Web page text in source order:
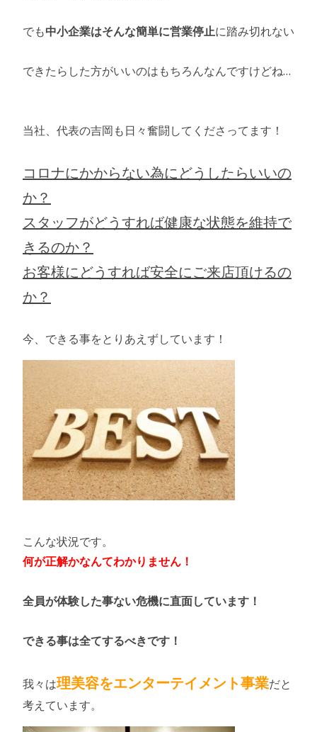
でも中小企業はそんな簡単に営業停止に踏み切れない
できたらした方がいいのはもちろんなんですけどね…
当社、代表の吉岡も日々奮闘してくださってます！
コロナにかからない為にどうしたらいいの
か？
スタッフがどうすれば健康な状態を維持で
きるのか？
お客様にどうすれば安全にご来店頂けるの
か？
今、できる事をとりあえずしています！
こんな状況です。
何が正解かなんてわかりません！
全員が体験した事ない危機に直面しています！
できる事は全てするべきです！
我々は理美容をエンターテイメント事業だと
考えています。